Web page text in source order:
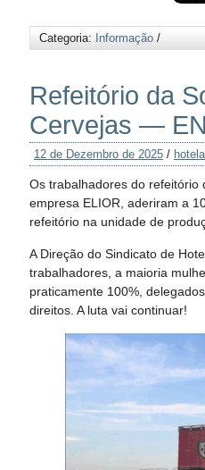
Categoria: Informação /
Refeitório da
Cervejas —
12 de Dezembro de 2025 /
Os trabalhadores do refeitório
empresa ELIOR, aderiram a
refeitório na unidade de
A Direção do Sindicato de
trabalhadores, a maioria
praticamente 100%,
direitos. A luta vai continuar!